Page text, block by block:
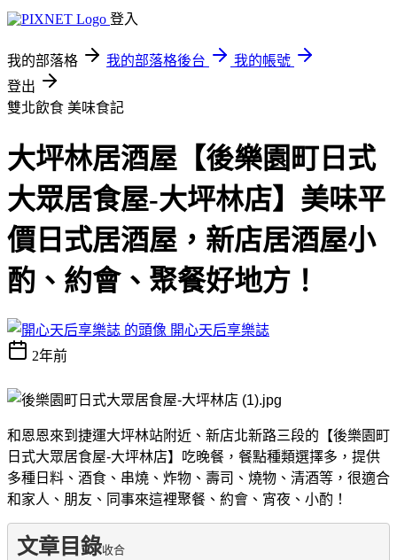
登入
我的部落格 我的部落格後台
我的帳號
登出
雙北飲食 美味食記
大坪林居酒屋【後樂園町日式
大眾居食屋-大坪林店】美味平
價日式居酒屋，新店居酒屋小
酌、約會、聚餐好地方！
開心天后享樂誌
2年前
和恩恩來到捷運大坪林站附近、新店北新路三段的【後樂園町
日式大眾居食屋-大坪林店】吃晚餐，餐點種類選擇多，提供
多種日料、酒食、串燒、炸物、壽司、燒物、清酒等，很適合
和家人、朋友、同事來這裡聚餐、約會、宵夜、小酌！
文章目錄收合